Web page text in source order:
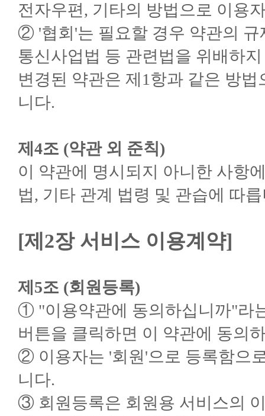
전자우편, 기타의 방법으로 이용
② '협회'는 필요할 경우 약관의 규
통신사업법 등 관련법을 위배하
변경된 약관은 제1항과 같은 방
니다.
제4조 (약관 외 준칙)
이 약관에 명시되지 아니한 사항
법, 기타 관계 법령 및 관습에 따
[제2장 서비스 이용계약]
제5조 (회원등록)
① "이용약관에 동의하십니까"라
버튼을 클릭하면 이 약관에 동의
② 이용자는 '회원'으로 등록함으
니다.
③ 회원등록은 회원용 서비스의